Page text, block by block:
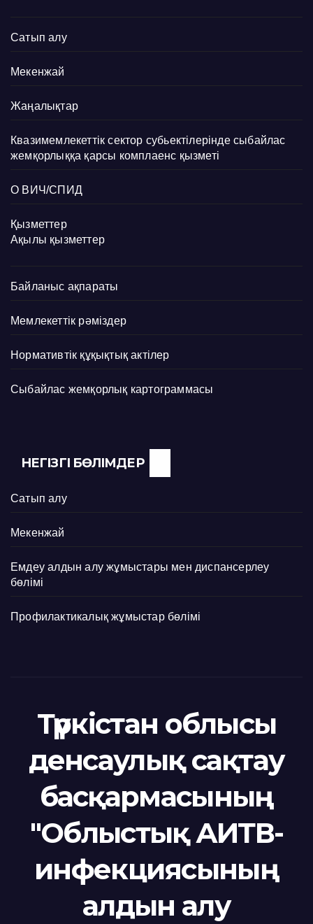
Сатып алу
Мекенжай
Жаңалықтар
Квазимемлекеттік сектор субьектілерінде сыбайлас
жемқорлыққа қарсы комплаенс қызметі
О ВИЧ/СПИД
Қызметтер
Ақылы қызметтер
Байланыс ақпараты
Мемлекеттік рәміздер
Нормативтік құқықтық актілер
Сыбайлас жемқорлық картограммасы
НЕГІЗГІ БӨЛІМДЕР
Сатып алу
Мекенжай
Емдеу алдын алу жұмыстары мен диспансерлеу
бөлімі
Профилактикалық жұмыстар бөлімі
Түркістан облысы
денсаулық сақтау
басқармасының
"Облыстық АИТВ-
инфекциясының
алдын алу